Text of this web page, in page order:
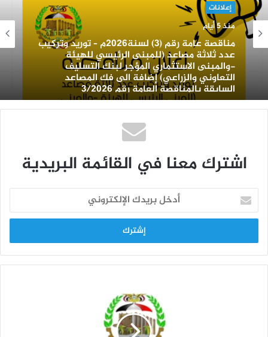
إعلانات
منذ 5 أيام
مناقصة عامة رقم (3) لسنة2026م – توريد وتركيب
عدد ثلاثة مصاعد (للمبنى الرئيسي للهيئة
-والمبنى الاستثماري المؤجر لبنك التسليف
التعاوني والزراعي) إضافة الى فك المصاعد
السابقة بالمناقصة العامة رقم 3/2026
اشترك معنا في القائمة البريدية
خ
ب
ر
ي